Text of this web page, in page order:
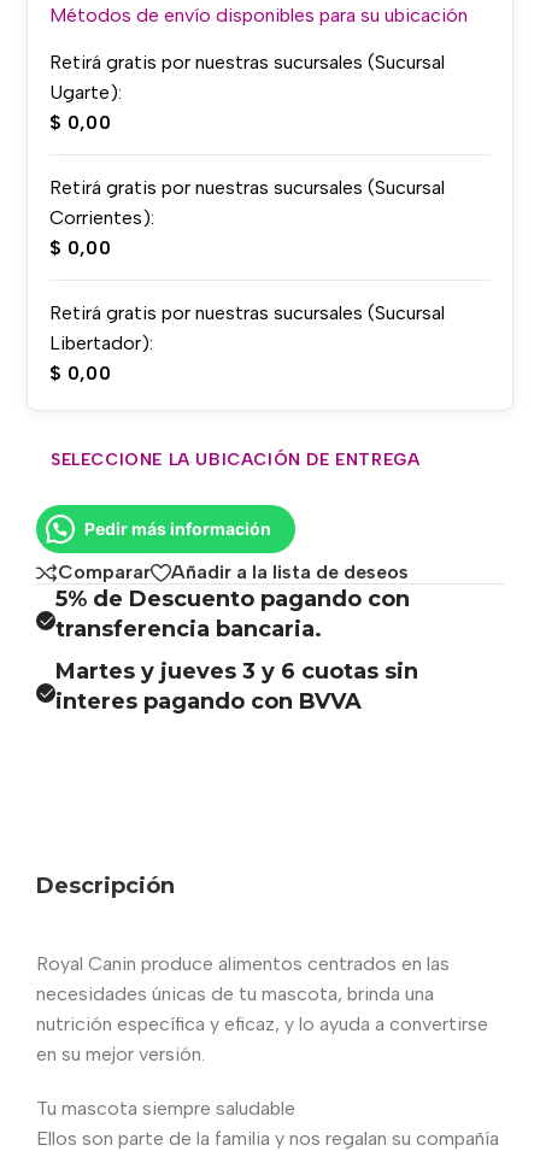
Métodos de envío disponibles para su ubicación
Retirá gratis por nuestras sucursales (Sucursal
Ugarte):
$ 0,00
Retirá gratis por nuestras sucursales (Sucursal
Corrientes):
$ 0,00
Retirá gratis por nuestras sucursales (Sucursal
Libertador):
$ 0,00
SELECCIONE LA UBICACIÓN DE ENTREGA
Pedir más información
Comparar Añadir a la lista de deseos
5% de Descuento pagando con
transferencia bancaria.
Martes y jueves 3 y 6 cuotas sin
interes pagando con BVVA
Descripción
Royal Canin produce alimentos centrados en las
necesidades únicas de tu mascota, brinda una
nutrición específica y eficaz, y lo ayuda a convertirse
en su mejor versión.
Tu mascota siempre saludable
Ellos son parte de la familia y nos regalan su compañía